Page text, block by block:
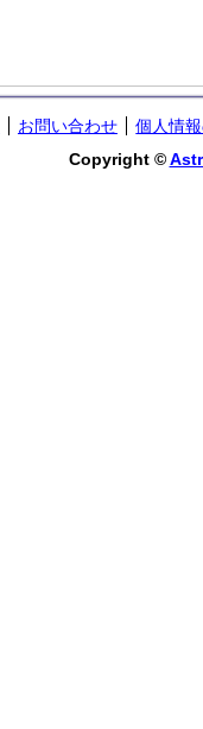
お問い合わせ
個人情
Copyright ©